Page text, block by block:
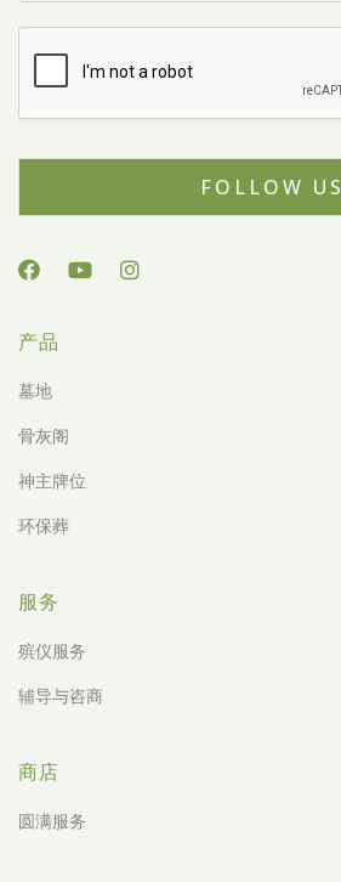
FOLLOW US
产品
墓地
骨灰阁
神主牌位
环保葬
服务
殡仪服务
辅导与咨商
商店
圆满服务